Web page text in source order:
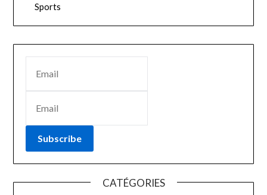
Sports
Subscribe
CATÉGORIES